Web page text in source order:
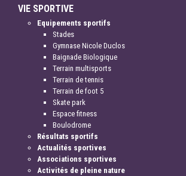
VIE SPORTIVE
Equipements sportifs
Stades
Gymnase Nicole Duclos
Baignade Biologique
Terrain multisports
Terrain de tennis
Terrain de foot 5
Skate park
Espace fitness
Boulodrome
Résultats sportifs
Actualités sportives
Associations sportives
Activités de pleine nature